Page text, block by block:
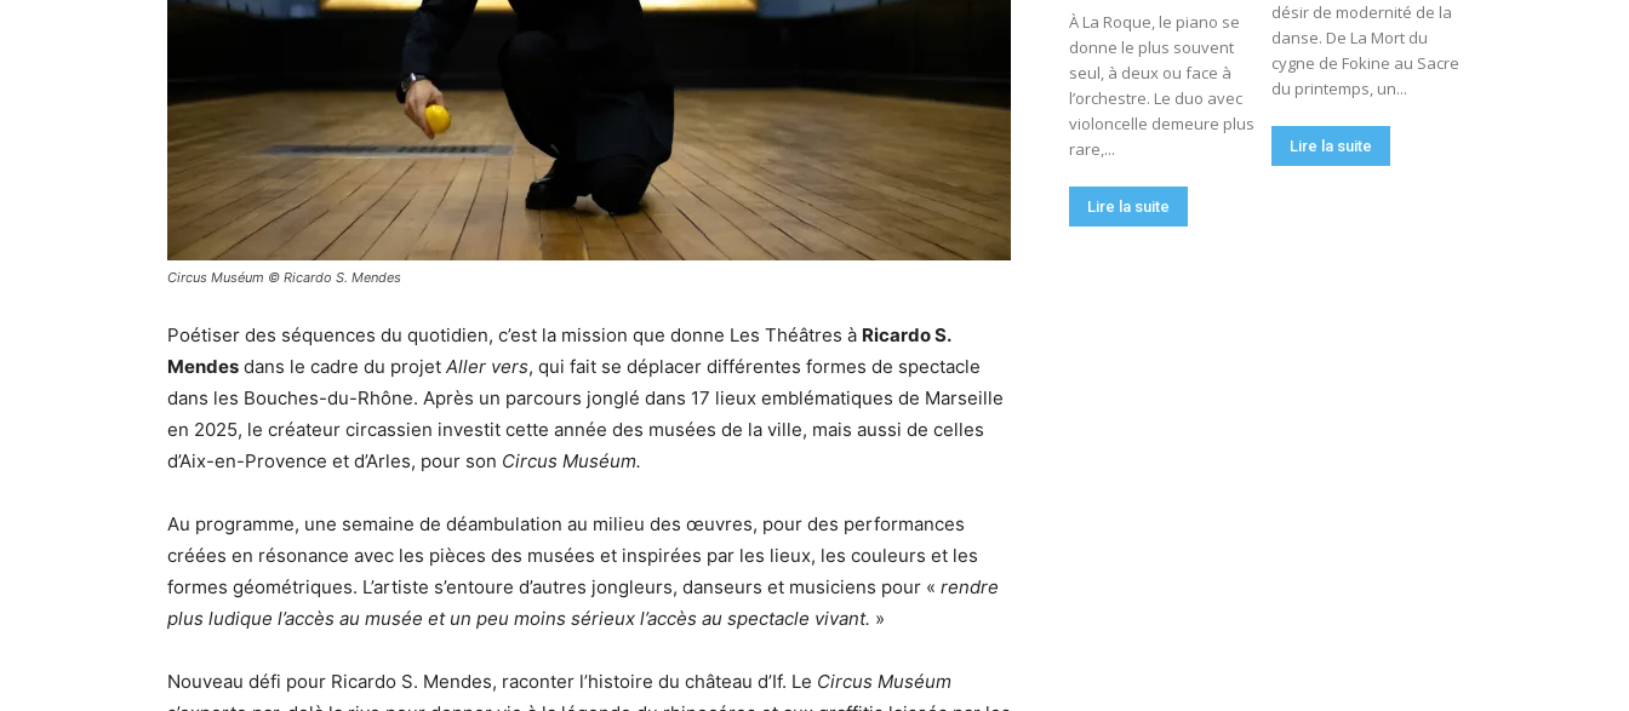
Circus Muséum © Ricardo S. Mendes
Poétiser des séquences du quotidien, c’est la mission que donne Les Théâtres à Ricardo S.
Mendes dans le cadre du projet Aller vers, qui fait se déplacer différentes formes de spectacle
dans les Bouches-du-Rhône. Après un parcours jonglé dans 17 lieux emblématiques de Marseille
en 2025, le créateur circassien investit cette année des musées de la ville, mais aussi de celles
d’Aix-en-Provence et d’Arles, pour son Circus Muséum.
Au programme, une semaine de déambulation au milieu des œuvres, pour des performances
créées en résonance avec les pièces des musées et inspirées par les lieux, les couleurs et les
formes géométriques. L’artiste s’entoure d’autres jongleurs, danseurs et musiciens pour « rendre
plus ludique l’accès au musée et un peu moins sérieux l’accès au spectacle vivant. »
Nouveau défi pour Ricardo S. Mendes, raconter l’histoire du château d’If. Le Circus Muséum
À La Roque, le piano se
donne le plus souvent
seul, à deux ou face à
l’orchestre. Le duo avec
violoncelle demeure plus
rare,...
Lire la suite
désir de modernité de la
danse. De La Mort du
cygne de Fokine au Sacre
du printemps, un...
Lire la suite